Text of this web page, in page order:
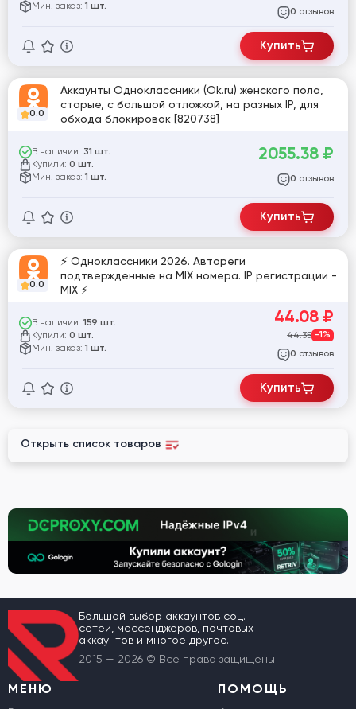
Мин. заказ: 1 шт.
0 отзывов
Купить
0.0
Аккаунты Одноклассники (Ok.ru) женского пола,
старые, с большой отложкой, на разных IP, для
обхода блокировок [820738]
В наличии: 31 шт.
Купили: 0 шт.
Мин. заказ: 1 шт.
2055.38 ₽
0 отзывов
Купить
0.0
⚡ Одноклассники 2026. Автореги
подтвержденные на MIX номера. IP регистрации -
MIX ⚡
В наличии: 159 шт.
Купили: 0 шт.
Мин. заказ: 1 шт.
44.08 ₽
44.35 -1%
0 отзывов
Купить
Открыть список товаров
Большой выбор аккаунтов соц.
сетей, мессенджеров, почтовых
аккаунтов и многое другое.
2015 — 2026 © Все права защищены
МЕНЮ ПОМОЩЬ